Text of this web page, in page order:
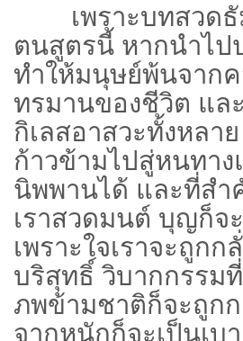
เพราะบทสวด
ตนสูตรนี้ หากนำไป
ทำให้มนุษย์พ้นจาก
ทรมานของชีวิต แล
กิเลสอาสวะทั้งหลา
ก้าวข้ามไปสู่หนทาง
นิพพานได้ และที่ส
เราสวดมนต์ บุญก็จ
เพราะใจเราจะถูก
บริสุทธิ์ วิบากกรรม
ภพข้ามชาติก็จะถูก
จากหนักก็จะเป็นเบ